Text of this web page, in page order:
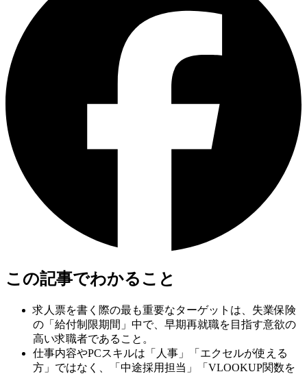
この記事でわかること
求人票を書く際の最も重要なターゲットは、失業保険
の「給付制限期間」中で、早期再就職を目指す意欲の
高い求職者であること。
仕事内容やPCスキルは「人事」「エクセルが使える
方」ではなく、「中途採用担当」「VLOOKUP関数を